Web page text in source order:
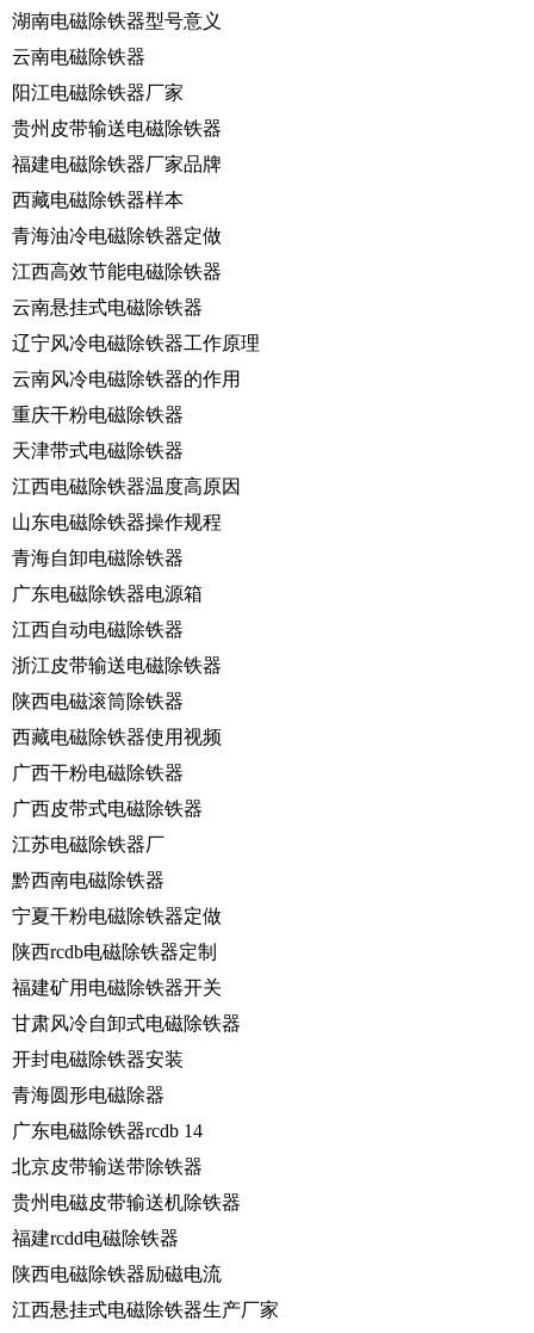
湖南电磁除铁器型号意义
云南电磁除铁器
阳江电磁除铁器厂家
贵州皮带输送电磁除铁器
福建电磁除铁器厂家品牌
西藏电磁除铁器样本
青海油冷电磁除铁器定做
江西高效节能电磁除铁器
云南悬挂式电磁除铁器
辽宁风冷电磁除铁器工作原理
云南风冷电磁除铁器的作用
重庆干粉电磁除铁器
天津带式电磁除铁器
江西电磁除铁器温度高原因
山东电磁除铁器操作规程
青海自卸电磁除铁器
广东电磁除铁器电源箱
江西自动电磁除铁器
浙江皮带输送电磁除铁器
陕西电磁滚筒除铁器
西藏电磁除铁器使用视频
广西干粉电磁除铁器
广西皮带式电磁除铁器
江苏电磁除铁器厂
黔西南电磁除铁器
宁夏干粉电磁除铁器定做
陕西rcdb电磁除铁器定制
福建矿用电磁除铁器开关
甘肃风冷自卸式电磁除铁器
开封电磁除铁器安装
青海圆形电磁除器
广东电磁除铁器rcdb 14
北京皮带输送带除铁器
贵州电磁皮带输送机除铁器
福建rcdd电磁除铁器
陕西电磁除铁器励磁电流
江西悬挂式电磁除铁器生产厂家